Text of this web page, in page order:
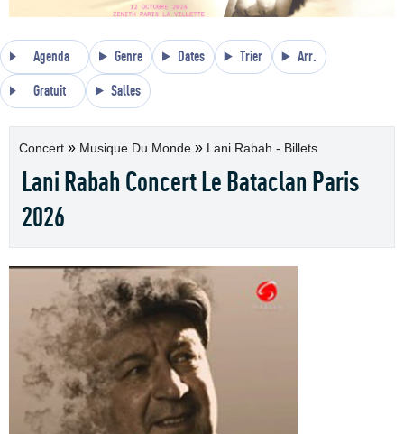
Agenda Genre Dates Trier Arr.
Gratuit Salles
Concert » Musique Du Monde » Lani Rabah - Billets
Lani Rabah Concert Le Bataclan Paris
2026